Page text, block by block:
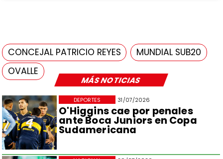
MÁS NOTICIAS
31/07/2026
O'Higgins cae por penales
ante Boca Juniors en Copa
Sudamericana
DEPORTES
CONCEJAL PATRICIO REYES
MUNDIAL SUB20
OVALLE